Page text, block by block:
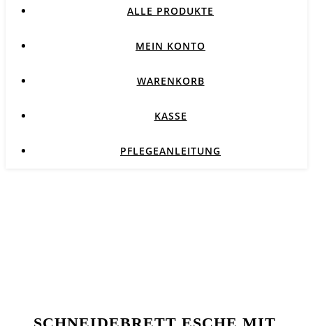
ALLE PRODUKTE
MEIN KONTO
WARENKORB
KASSE
PFLEGEANLEITUNG